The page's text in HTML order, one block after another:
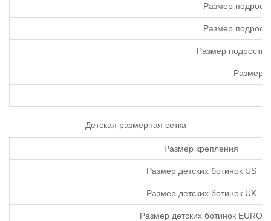
Размер
Размер
Размер
Размер
Детская размерная сетка
Размер крепления
Размер детских ботинок US
Размер детских ботинок UK
Размер детских ботинок EURO